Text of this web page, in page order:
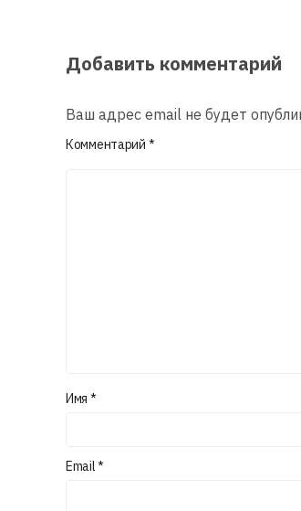
Добавить комментарий
Ваш адрес email не будет
Комментарий *
Имя *
Email*